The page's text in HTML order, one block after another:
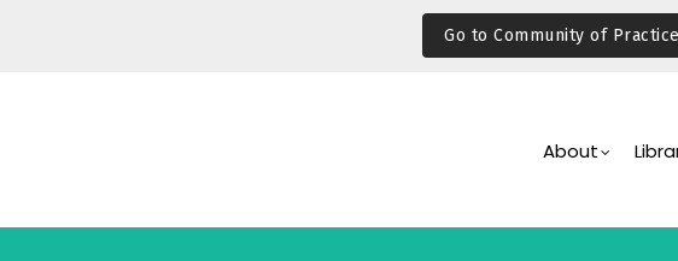
Go to Community of
Navigation
About